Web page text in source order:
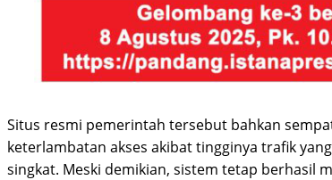
Situs resmi pemerintah tersebut bahkan
keterlambatan akses akibat tingginya trafik
singkat. Meski demikian, sistem tetap berhasil